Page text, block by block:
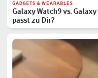
GADGETS & WEARABLES
Galaxy Watch9 vs.
passt zu Dir?